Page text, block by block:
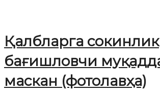
Қалбларга сокинлик
бағишловчи
маскан (фотолавҳа)